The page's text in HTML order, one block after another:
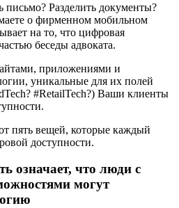
письмо? Разделить документы?
о фирменном мобильном
на то, что цифровая
беседы адвоката.
приложениями и
уникальные для их полей
#RetailTech?) Ваши клиенты
пять вещей, которые каждый
доступности.
означает, что люди с
могут